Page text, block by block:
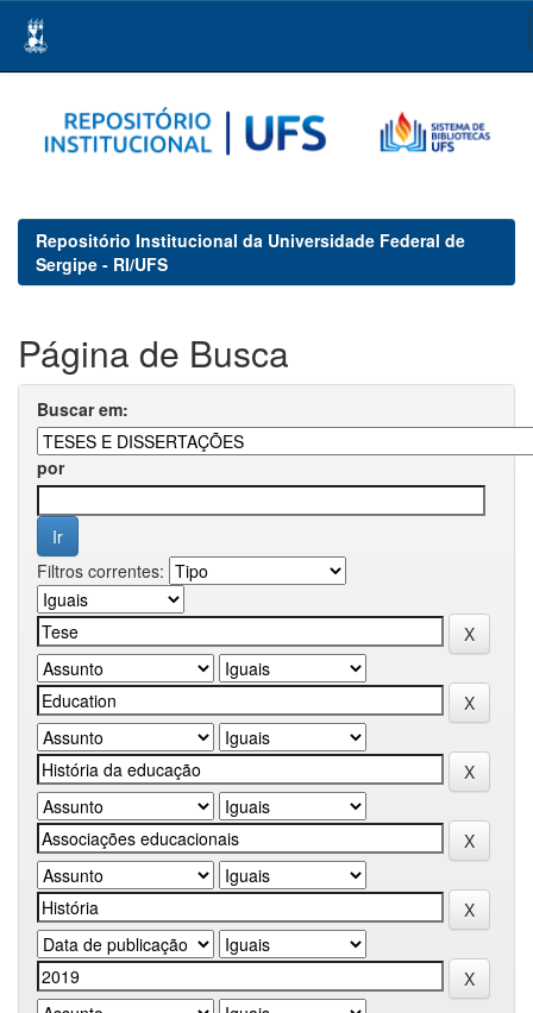
navigation
Repositório Institucional da Universidade Federal de
Sergipe - RI/UFS
Página de Busca
Buscar em:
por
Filtros correntes: